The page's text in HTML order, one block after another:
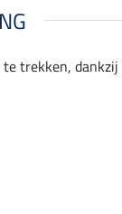
trekken,